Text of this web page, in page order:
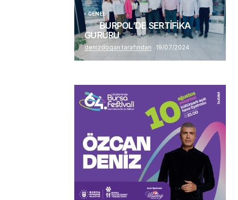
GENEL
BURPOL’DE SERTİFİKA
GURURU
denizdogan tarafından 19/07/2024